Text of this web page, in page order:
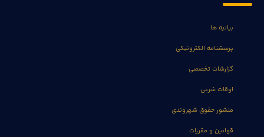
بیانیه ها
پرسشنامه الکترونیکی
گزارشات تخصصی
اوقات شرعی
منشور حقوق شهروندی
قوانین و مقررات